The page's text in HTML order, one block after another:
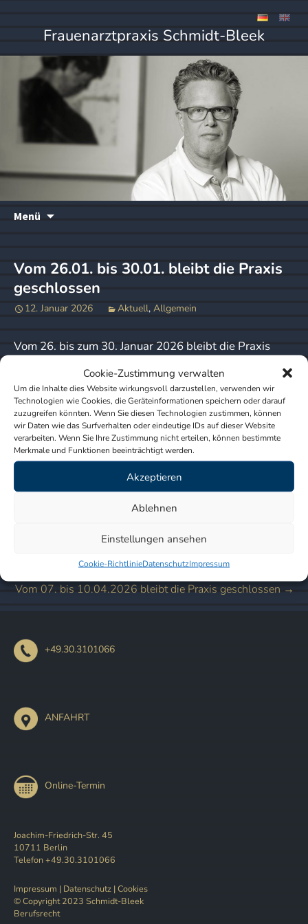
Cookie-Zustimmung verwalten
Um die Inhalte dies Website wirkungsvoll darzustellen, verwenden wir
Technologien wie Cookies, die Geräteinformationen speichern oder darauf
zuzugreifen könnten. Wenn Sie diesen Technologien zustimmen, können
wir Daten wie das Surfverhalten oder eindeutige IDs auf dieser Website
verarbeiten. Wenn Sie Ihre Zustimmung nicht erteilen, können bestimmte
Merkmale und Funktionen beeinträchtigt werden.
Akzeptieren
Ablehnen
Einstellungen ansehen
Cookie-RichtlinieDatenschutzImpressum
Frauenarztpraxis Schmidt-Bleek
Menü
Vom 26.01. bis 30.01. bleibt die Praxis
geschlossen
12. Januar 2026 Aktuell, Allgemein
Vom 26. bis zum 30. Januar 2026 bleibt die Praxis
Die Vertretung für akute Notfälle übernimmt die
Praxis:
Dr. med. H. Jarmer
Pariser Str. 12
10719 Berlin
Beitragsnavigation
Weihnachtsurlaub – 23.12.2025 bis 02.01.2026
Vom 07. bis 10.04.2026 bleibt die Praxis geschlossen →
+49.30.3101066
ANFAHRT
Online-Termin
Joachim-Friedrich-Str. 45
10711 Berlin
Telefon +49.30.3101066
Impressum | Datenschutz |Cookies
© Copyright 2023 Schmidt-Bleek
Berufsrecht